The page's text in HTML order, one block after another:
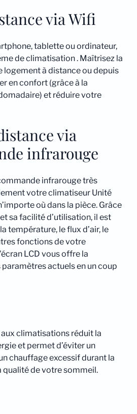
via Wifi
tablette ou ordinateur,
de climatisation . Maîtrisez la
à distance ou depuis
en confort (grâce à la
et réduire votre
via
infrarouge
infrarouge très
votre climatiseur Unité
où dans la pièce. Grâce
sa facilité d’utilisation, il est
température, le flux d’air, le
fonctions de votre
LCD vous offre la
actuels en un coup
climatisations réduit la
et permet d’éviter un
chauffage excessif durant la
qualité de votre sommeil.